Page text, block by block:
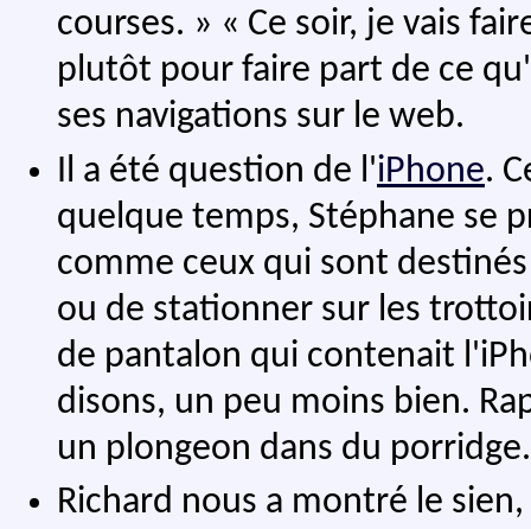
courses. » « Ce soir, je vais
plutôt pour faire part de ce
ses navigations sur le web.
Il a été question de l'iPhone.
quelque temps, Stéphane se
comme ceux qui sont
ou de stationner sur les
de pantalon qui contenait
disons, un peu moins bien.
un plongeon dans du porridge.
Richard nous a montré le